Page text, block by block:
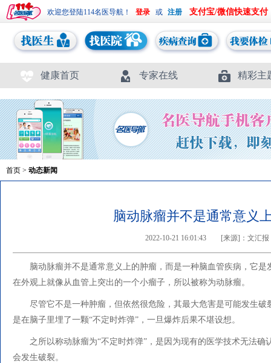
欢迎您登陆114名医导航！ 或 支付宝/微信快速支付
健康首页 专家在线 精彩主
首页 > 动态新闻
脑动脉瘤并不是通常意义
2022-10-21 16:01:43 [来源]：文汇报
脑动脉瘤并不是通常意义上的肿瘤，而是一种脑血管疾病，它
在外观上就像从血管上突出的一个小瘤子，所以被称为动脉瘤。
尽管它不是一种肿瘤，但依然很危险，其最大危害是可能发生
是在脑子里埋了一颗“不定时炸弹”，一旦爆炸后果不堪设想。
之所以称动脉瘤为“不定时炸弹”，是因为现有的医学技术无法
会发生破裂。